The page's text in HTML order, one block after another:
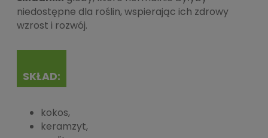
niedostępne dla roślin, wspierając ich zdrowy
wzrost i rozwój.
SKŁAD:
kokos,
keramzyt,